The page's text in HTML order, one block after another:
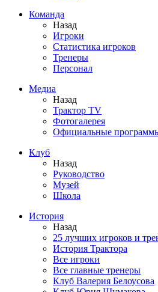
Команда
Назад
Игроки
Статистика игроков
Тренеры
Персонал
Медиа
Назад
Трактор TV
Фотогалерея
Официальные
Клуб
Назад
Руководство
Музей
Школа
История
Назад
25 лучших игроков и
История Трактора
Все игроки
Все главные тренеры
Клуб Валерия Белоусова